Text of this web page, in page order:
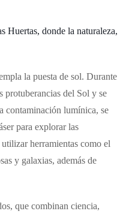
Huertas, donde la naturaleza,
la puesta de sol. Durante
protuberancias del Sol y se
contaminación lumínica, se
para explorar las
herramientas como el
y galaxias, además de
que combinan ciencia,